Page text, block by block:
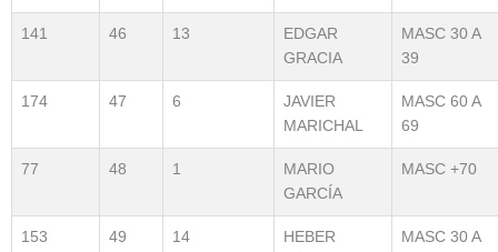
141 46 13
EDGAR
GRACIA
MASC 30 A
39
174 47 6
JAVIER
MARICHAL
MASC 60 A
69
77 48 1
MARIO
GARCÍA
MASC +70
153 49 14
HEBER
MASC 30 A